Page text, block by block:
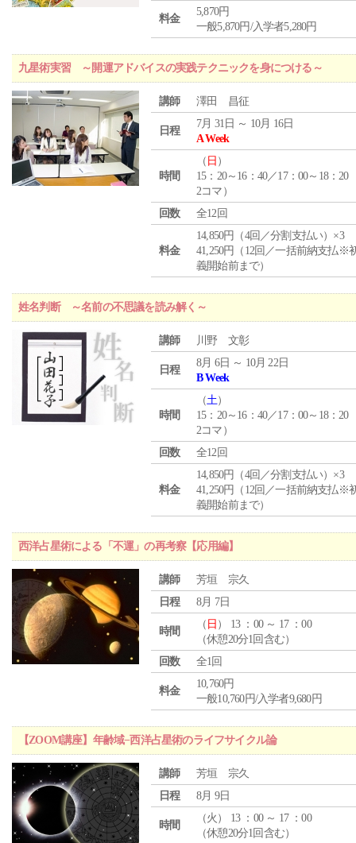
料金
5,870円
一般5,870円/入学者5,280円
九星術実習 ～開運アドバイスの実践テクニックを身につける～
講師 澤田 昌征
日程
7月 31日 ～ 10月 16日
A Week
時間
（ 日 ）
15：20～16：40／17：00～18：20
2コマ）
回数
全12回
料金
14,850円（4回／分割支払い）×3
41,250円（12回／一括前納支払※
義開始前まで）
姓名判断 ～名前の不思議を読み解く～
講師 川野 文彰
日程
8月 6日 ～ 10月 22日
B Week
時間
（土）
15：20～16：40／17：00～18：20
2コマ）
回数
全12回
料金
14,850円（4回／分割支払い）×3
41,250円（12回／一括前納支払※
義開始前まで）
西洋占星術による「不運」の再考察【応用編】
講師
芳垣 宗久
日程
8月 7日
時間
（ 日 ） 13 ：00 ～ 17 ：00
（休憩20分1回含む）
回数
全1回
料金
10,760円
一般10,760円/入学者9,680円
【ZOOM講座】年齢域−西洋占星術のライフサイクル論
講師
芳垣 宗久
日程
8月 9日
時間
（火 ） 13 ：00 ～ 17 ：00
（休憩20分1回含む）